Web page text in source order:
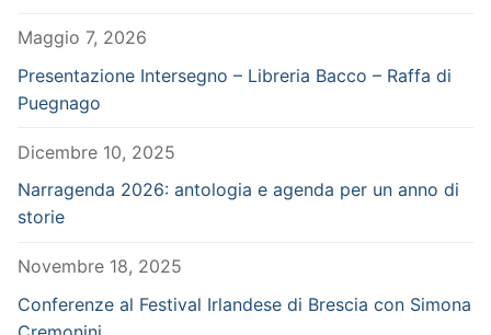
Maggio 7, 2026
Presentazione Intersegno – Libreria Bacco – Raffa di
Puegnago
Dicembre 10, 2025
Narragenda 2026: antologia e agenda per un anno di
storie
Novembre 18, 2025
Conferenze al Festival Irlandese di Brescia con Simona